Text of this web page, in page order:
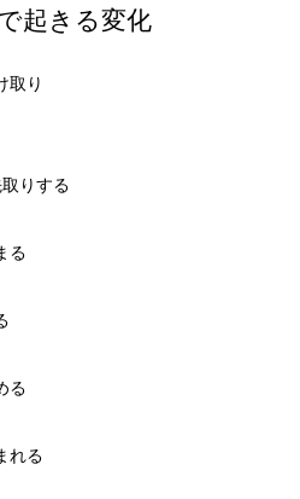
起きる変化
取り
りする
る
る
れる